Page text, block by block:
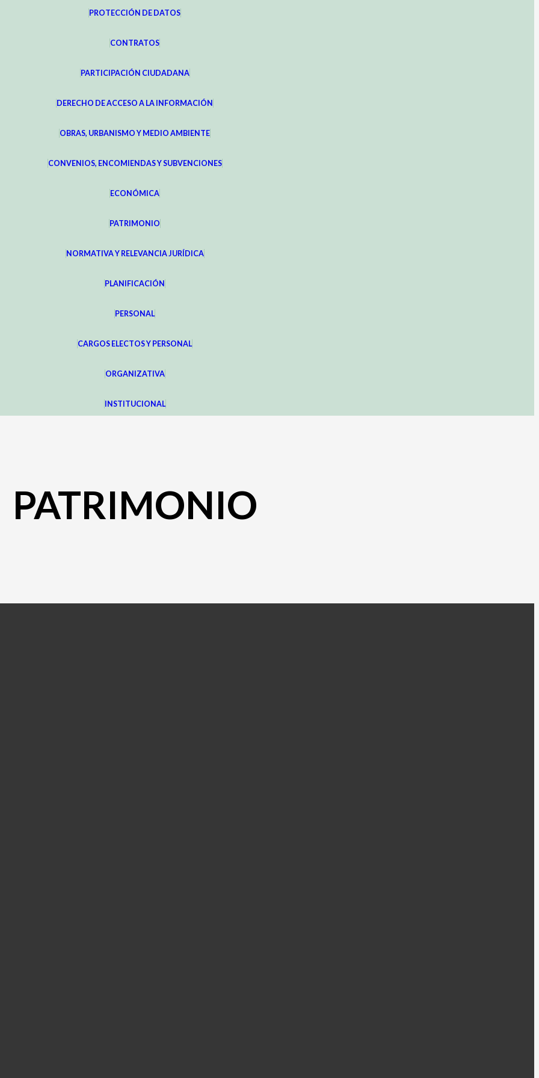
PROTECCIÓN DE DATOS
CONTRATOS
PARTICIPACIÓN CIUDADANA
DERECHO DE ACCESO A LA INFORMACIÓN
OBRAS, URBANISMO Y MEDIO AMBIENTE
CONVENIOS, ENCOMIENDAS Y SUBVENCIONES
ECONÓMICA
PATRIMONIO
NORMATIVA Y RELEVANCIA JURÍDICA
PLANIFICACIÓN
PERSONAL
CARGOS ELECTOS Y PERSONAL
ORGANIZATIVA
INSTITUCIONAL
PATRIMONIO